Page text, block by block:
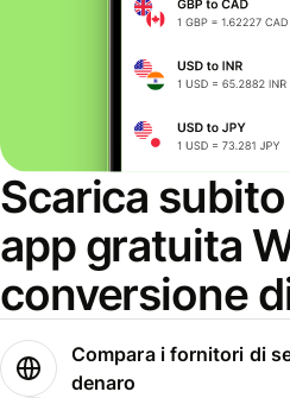
Scarica
app gratuita
conversione
Compara i fornitori di
denaro